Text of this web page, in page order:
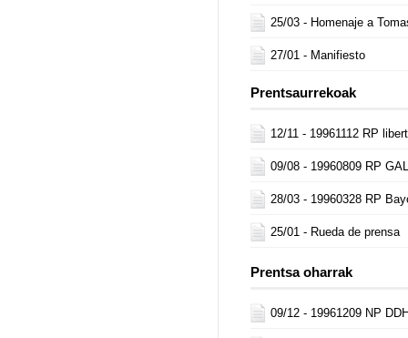
25/03 - Homenaje a
27/01 - Manifiesto
Prentsaurrekoak
12/11 - 19961112 RP
09/08 - 19960809 RP
28/03 - 19960328 RP
25/01 - Rueda de prensa
Prentsa oharrak
09/12 - 19961209 NP